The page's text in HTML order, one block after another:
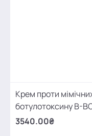
Крем проти
ботулотоксину B-
3540.00₴